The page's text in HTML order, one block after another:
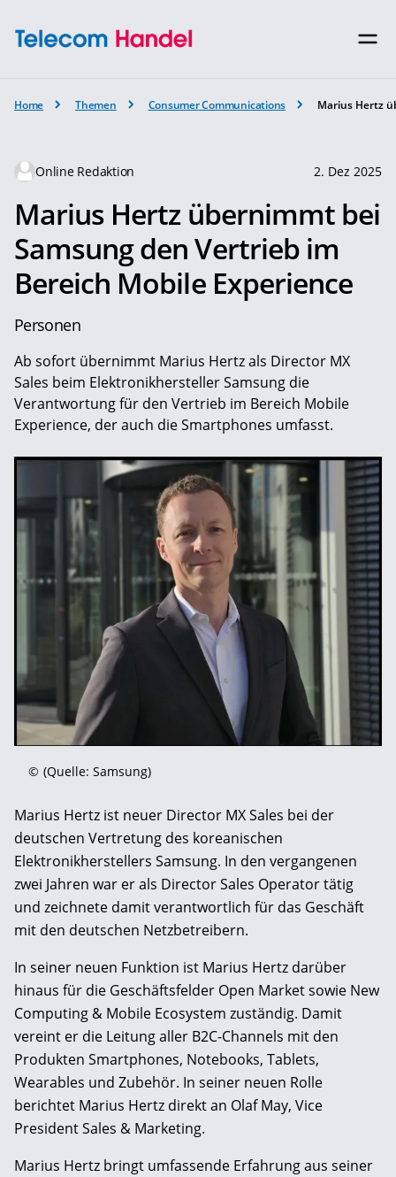
Home Themen Consumer Communications Marius Hertz
Online Redaktion 2. Dez 2025
Marius Hertz übernimmt bei
Samsung den Vertrieb im
Bereich Mobile Experience
Personen
Ab sofort übernimmt Marius Hertz als Director MX
Sales beim Elektronikhersteller Samsung die
Verantwortung für den Vertrieb im Bereich Mobile
Experience, der auch die Smartphones umfasst.
© (Quelle: Samsung)
Marius Hertz ist neuer Director MX Sales bei der
deutschen Vertretung des koreanischen
Elektronikherstellers Samsung. In den vergangenen
zwei Jahren war er als Director Sales Operator tätig
und zeichnete damit verantwortlich für das Geschäft
mit den deutschen Netzbetreibern.
In seiner neuen Funktion ist Marius Hertz darüber
hinaus für die Geschäftsfelder Open Market sowie New
Computing & Mobile Ecosystem zuständig. Damit
vereint er die Leitung aller B2C-Channels mit den
Produkten Smartphones, Notebooks, Tablets,
Wearables und Zubehör. In seiner neuen Rolle
berichtet Marius Hertz direkt an Olaf May, Vice
President Sales & Marketing.
Marius Hertz bringt umfassende Erfahrung aus seiner